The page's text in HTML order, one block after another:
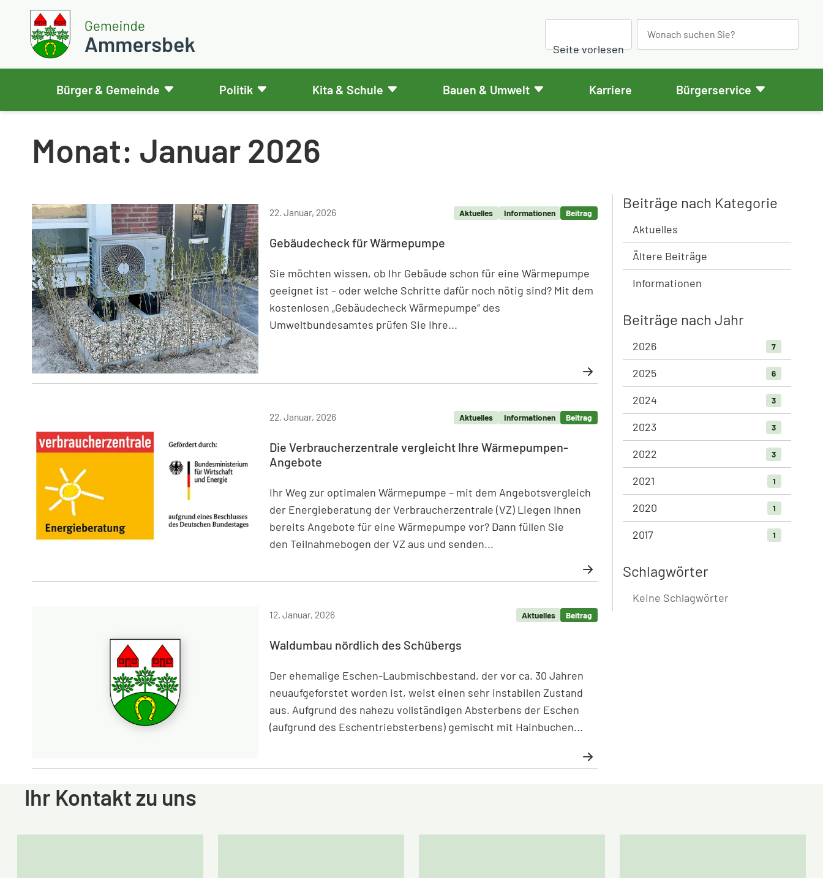
Weiter zum Inhalt
Skip to footer
Gemeinde Ammersbek
Seite vorlesen
h
Bürger & Gemeinde Politik Kita & Schule Bauen & Umwelt Karriere Bürgerservice
Monat: Januar 2026
22. Januar, 2026 Aktuelles Informationen Beitrag
Gebäudecheck für Wärmepumpe
Sie möchten wissen, ob Ihr Gebäude schon für eine Wärmepumpe
geeignet ist – oder welche Schritte dafür noch nötig sind? Mit dem
kostenlosen „Gebäudecheck Wärmepumpe“ des
Umweltbundesamtes prüfen Sie Ihre...
22. Januar, 2026 Aktuelles Informationen Beitrag
Die Verbraucherzentrale vergleicht Ihre Wärmepumpen-
Angebote
Ihr Weg zur optimalen Wärmepumpe – mit dem Angebotsvergleich
der Energieberatung der Verbraucherzentrale (VZ) Liegen Ihnen
bereits Angebote für eine Wärmepumpe vor? Dann füllen Sie
den Teilnahmebogen der VZ aus und senden...
Weiterlesen: Die Verbraucherzentrale vergleicht Ihre Wärmepumpen-Angebote
12. Januar, 2026 Aktuelles Beitrag
Waldumbau nördlich des Schübergs
Der ehemalige Eschen-Laubmischbestand, der vor ca. 30 Jahren
neuaufgeforstet worden ist, weist einen sehr instabilen Zustand
aus. Aufgrund des nahezu vollständigen Absterbens der Eschen
(aufgrund des Eschentriebsterbens) gemischt mit Hainbuchen...
Beiträge nach Kategorie
Aktuelles
Ältere Beiträge
Informationen
Beiträge nach Jahr
2026 7
2025 6
2024 3
2023 3
2022 3
2021 1
2020 1
2017 1
Schlagwörter
Keine Schlagwörter
Ihr Kontakt zu uns